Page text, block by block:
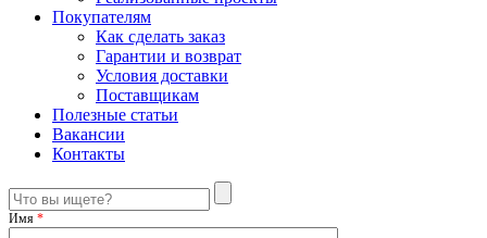
Покупателям
Как сделать заказ
Гарантии и возврат
Условия доставки
Поставщикам
Полезные статьи
Вакансии
Контакты
Имя *